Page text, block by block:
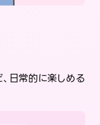
、日常的に楽しめる